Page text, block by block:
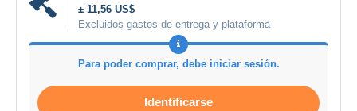
± 11,56 US$
Excluidos gastos de entrega y plataforma
Para poder comprar, debe iniciar sesión.
Identificarse